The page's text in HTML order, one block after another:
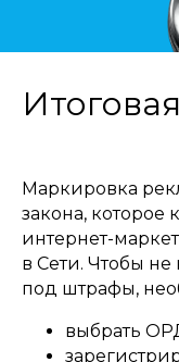
Маркировка
закона, которое
интернет-
в Сети. Чтобы не
под штрафы,
выбрать